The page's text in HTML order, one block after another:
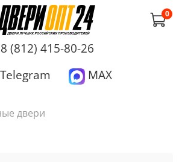
0
8 (812) 415-80-26
Telegram
MAX
двери